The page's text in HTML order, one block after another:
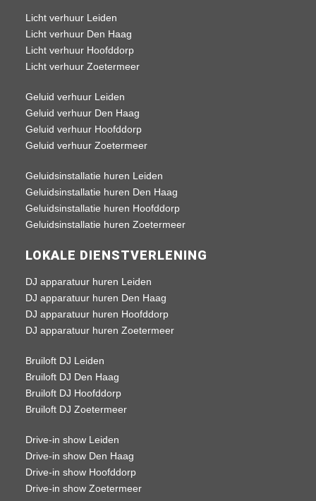
Licht verhuur Leiden
Licht verhuur Den Haag
Licht verhuur Hoofddorp
Licht verhuur Zoetermeer
Geluid verhuur Leiden
Geluid verhuur Den Haag
Geluid verhuur Hoofddorp
Geluid verhuur Zoetermeer
Geluidsinstallatie huren Leiden
Geluidsinstallatie huren Den Haag
Geluidsinstallatie huren Hoofddorp
Geluidsinstallatie huren Zoetermeer
LOKALE DIENSTVERLENING
DJ apparatuur huren Leiden
DJ apparatuur huren Den Haag
DJ apparatuur huren Hoofddorp
DJ apparatuur huren Zoetermeer
Bruiloft DJ Leiden
Bruiloft DJ Den Haag
Bruiloft DJ Hoofddorp
Bruiloft DJ Zoetermeer
Drive-in show Leiden
Drive-in show Den Haag
Drive-in show Hoofddorp
Drive-in show Zoetermeer